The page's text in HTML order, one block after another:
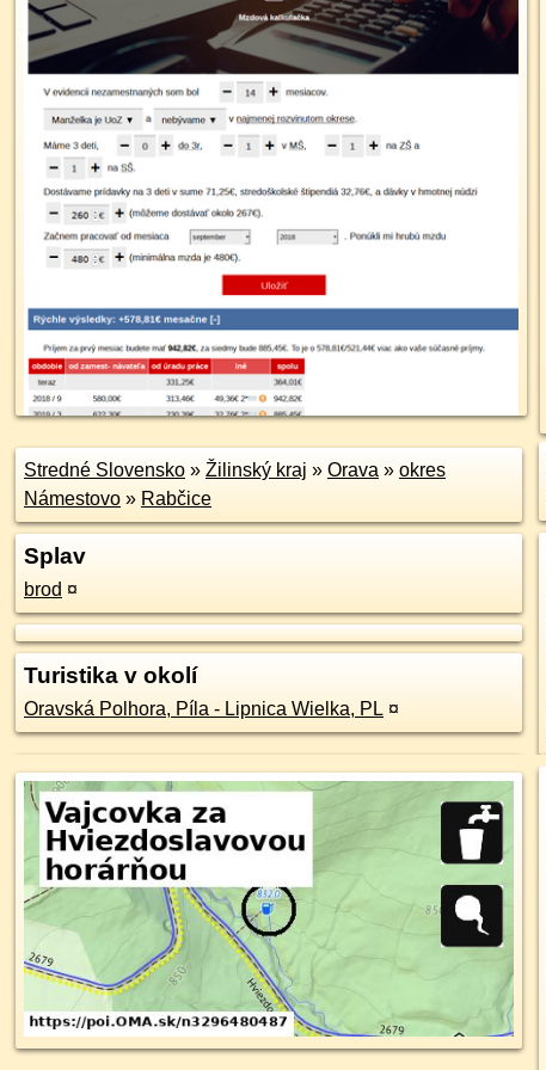
Stredné Slovensko » Žilinský kraj » Orava » okres
Námestovo » Rabčice
Splav
brod ¤
Turistika v okolí
Oravská Polhora, Píla - Lipnica Wielka, PL ¤